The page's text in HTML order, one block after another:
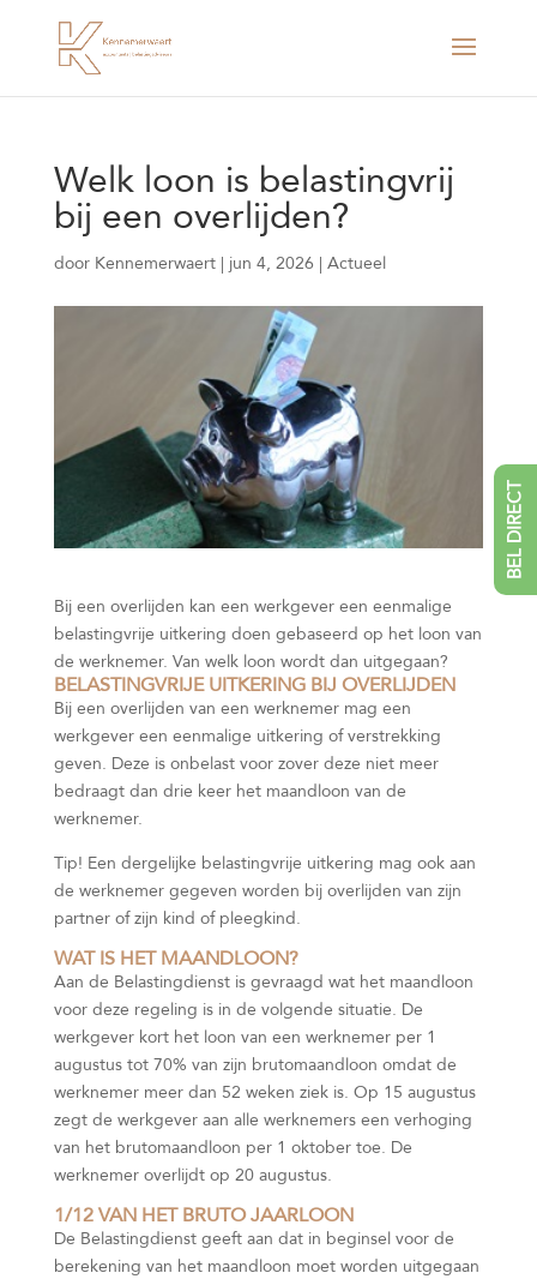
Welk loon is belastingvrij
bij een overlijden?
door Kennemerwaert| jun 4, 2026 | Actueel
Bij een overlijden kan een werkgever een eenmalige
belastingvrije uitkering doen gebaseerd op het loon van
de werknemer. Van welk loon wordt dan uitgegaan?
BELASTINGVRIJE UITKERING BIJ OVERLIJDEN
Bij een overlijden van een werknemer mag een
werkgever een eenmalige uitkering of verstrekking
geven. Deze is onbelast voor zover deze niet meer
bedraagt dan drie keer het maandloon van de
werknemer.
Tip! Een dergelijke belastingvrije uitkering mag ook aan
de werknemer gegeven worden bij overlijden van zijn
partner of zijn kind of pleegkind.
WAT IS HET MAANDLOON?
Aan de Belastingdienst is gevraagd wat het maandloon
voor deze regeling is in de volgende situatie. De
werkgever kort het loon van een werknemer per 1
augustus tot 70% van zijn brutomaandloon omdat de
werknemer meer dan 52 weken ziek is. Op 15 augustus
zegt de werkgever aan alle werknemers een verhoging
van het brutomaandloon per 1 oktober toe. De
werknemer overlijdt op 20 augustus.
1/12 VAN HET BRUTO JAARLOON
De Belastingdienst geeft aan dat in beginsel voor de
berekening van het maandloon moet worden uitgegaan
BEL DIRECT